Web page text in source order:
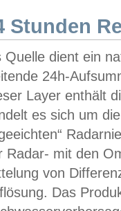
Stunden
Quelle dient ein
24h-
Layer enthält
es sich um
Radar- mit den
von
Das